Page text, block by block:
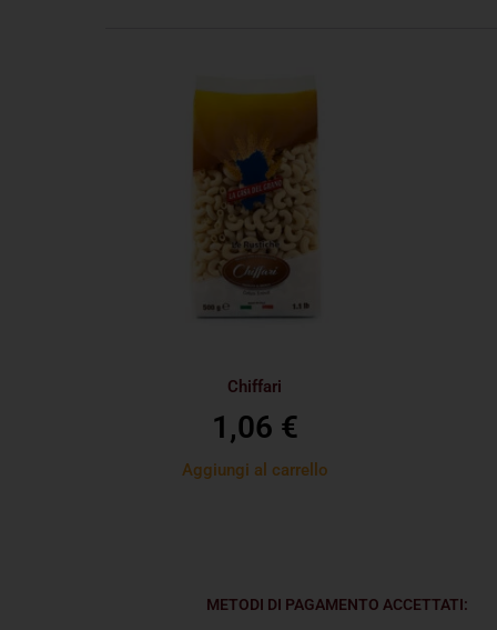
Chiffari
1,06 €
Aggiungi al carrello
METODI DI PAGAMENTO ACCETTATI: